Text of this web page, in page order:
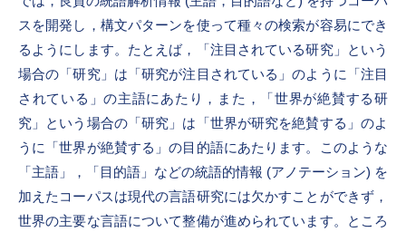
スを開発し，構文パターンを使って種々の検索が容易にでき
るようにします。たとえば，「注目されている研究」という
場合の「研究」は「研究が注目されている」のように「注目
されている」の主語にあたり，また，「世界が絶賛する研
究」という場合の「研究」は「世界が研究を絶賛する」のよ
うに「世界が絶賛する」の目的語にあたります。このような
「主語」，「目的語」などの統語的情報 (アノテーション) を
加えたコーパスは現代の言語研究には欠かすことができず，
世界の主要な言語について整備が進められています。ところ